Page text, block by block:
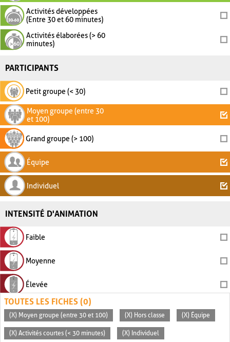
Activités développées
(Entre 30 et 60 minutes)
Activités élaborées (> 60
minutes)
PARTICIPANTS
Petit groupe (< 30)
Moyen groupe (entre 30
et 100)
Grand groupe (> 100)
Équipe
Individuel
INTENSITÉ D'ANIMATION
Faible
Moyenne
Élevée
TOUTES LES FICHES (0)
(X) Moyen groupe (entre 30 et 100) (X) Hors classe (X) Équipe
(X) Activités courtes (< 30 minutes) (X) Individuel